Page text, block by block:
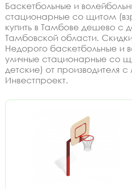
Баскетбольные и
стационарные со щитом
купить в Тамбове дешево с
Тамбовской области.
Недорого баскетбольные и
уличные стационарные со
детские) от производителя
Инвестпроект.